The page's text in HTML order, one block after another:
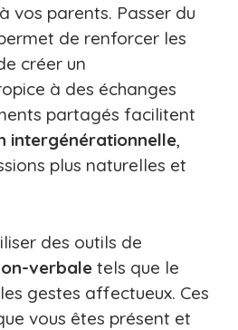
vos parents. Passer du
de renforcer les
créer un
à des échanges
partagés facilitent
intergénérationnelle,
plus naturelles et
des outils de
verbale tels que le
gestes affectueux. Ces
vous êtes présent et